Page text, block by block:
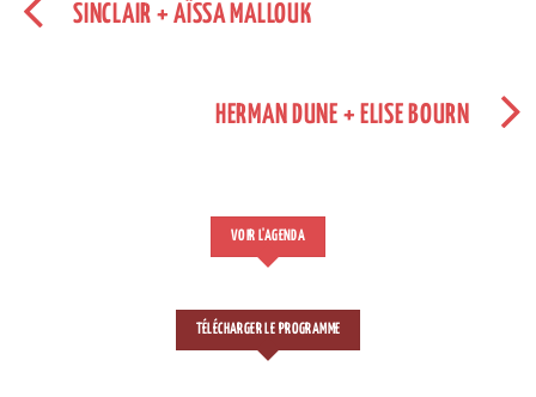
SINCLAIR + AÏSSA MALLOUK
HERMAN DUNE + ELISE BOURN
VOIR L'AGENDA
TÉLÉCHARGER LE PROGRAMME